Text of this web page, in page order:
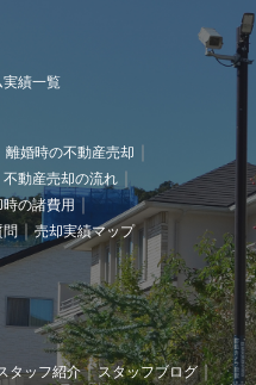
実績一覧
離婚時の不動産売却
不動産売却の流れ
の諸費用
問 売却実績マップ
タッフ紹介
スタッフブログ